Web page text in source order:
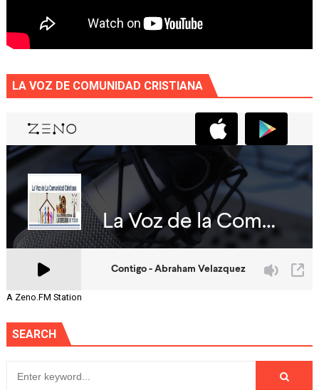
LA VOZ DE COMUNIDAD CRISTIANA
A Zeno.FM Station
SEARCH